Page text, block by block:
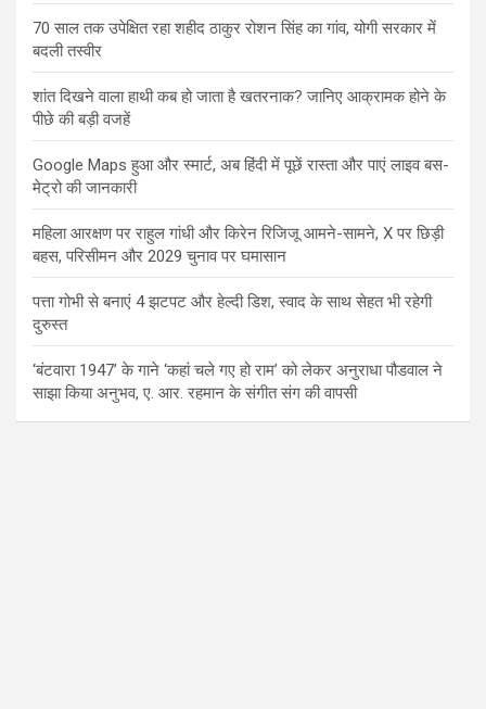
70 साल तक उपेक्षित रहा शहीद ठाकुर रोशन सिंह का गांव, योगी सरकार में
बदली तस्वीर
शांत दिखने वाला हाथी कब हो जाता है खतरनाक? जानिए आक्रामक होने के
पीछे की बड़ी वजहें
Google Maps हुआ और स्मार्ट, अब हिंदी में पूछें रास्ता और पाएं लाइव बस-
मेट्रो की जानकारी
महिला आरक्षण पर राहुल गांधी और किरेन रिजिजू आमने-सामने, X पर छिड़ी
बहस, परिसीमन और 2029 चुनाव पर घमासान
पत्ता गोभी से बनाएं 4 झटपट और हेल्दी डिश, स्वाद के साथ सेहत भी रहेगी
दुरुस्त
‘बंटवारा 1947’ के गाने ‘कहां चले गए हो राम’ को लेकर अनुराधा पौडवाल ने
साझा किया अनुभव, ए. आर. रहमान के संगीत संग की वापसी